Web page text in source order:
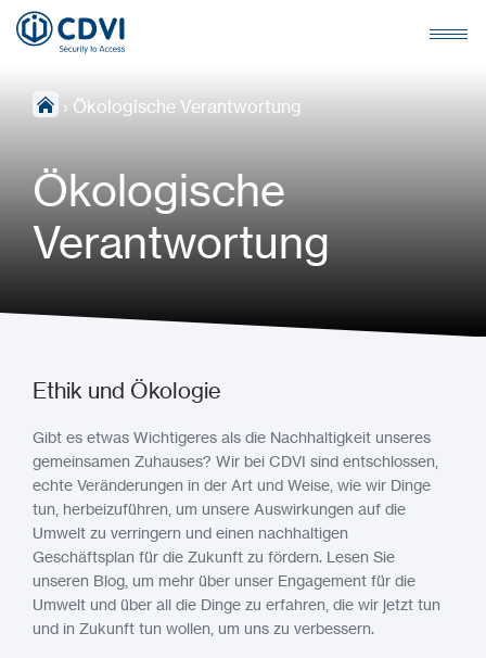
› Ökologische Verantwortung
Ökologische
Verantwortung
Ethik und Ökologie
Gibt es etwas Wichtigeres als die Nachhaltigkeit unseres
gemeinsamen Zuhauses? Wir bei CDVI sind entschlossen,
echte Veränderungen in der Art und Weise, wie wir Dinge
tun, herbeizuführen, um unsere Auswirkungen auf die
Umwelt zu verringern und einen nachhaltigen
Geschäftsplan für die Zukunft zu fördern. Lesen Sie
unseren Blog, um mehr über unser Engagement für die
Umwelt und über all die Dinge zu erfahren, die wir jetzt tun
und in Zukunft tun wollen, um uns zu verbessern.